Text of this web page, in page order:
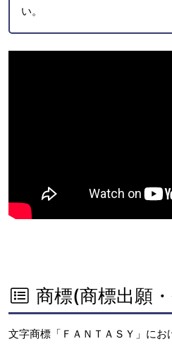
い。
商標(商標出願
文字商標「ＦＡＮＴＡＳＹ」に